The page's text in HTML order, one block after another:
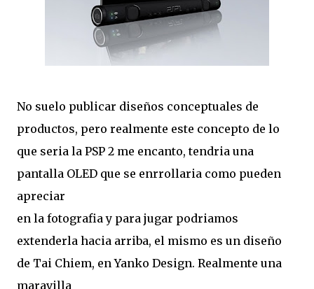
No suelo publicar diseños conceptuales de
productos, pero realmente este concepto de lo
que seria la PSP 2 me encanto, tendria una
pantalla OLED que se enrrollaria como pueden
apreciar
en la fotografia y para jugar podriamos
extenderla hacia arriba, el mismo es un diseño
de Tai Chiem, en Yanko Design. Realmente una
maravilla